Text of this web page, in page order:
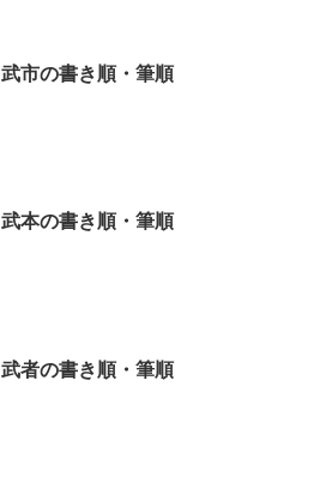
武市の書き順・筆順
武本の書き順・筆順
武者の書き順・筆順